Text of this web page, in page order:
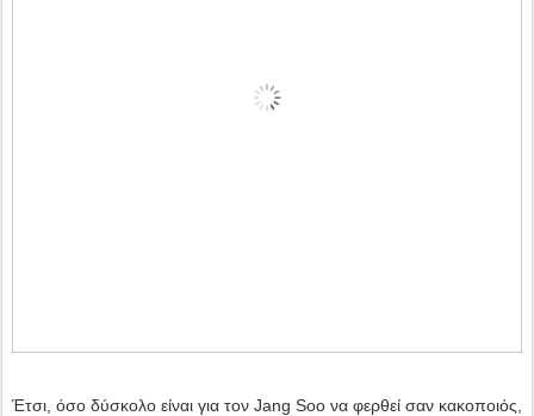
Έτσι, όσο δύσκολο είναι για τον Jang Soo να φερθεί σαν κακοποιός,